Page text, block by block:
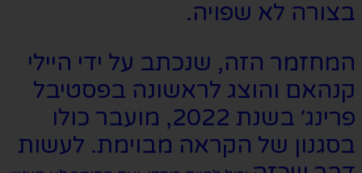
בצורה לא שפויה.
המחזמר הזה, שנכתב על ידי היילי
קנהאם והוצג לראשונה בפסטיבל
פרינג׳ בשנת 2022, מועבר כולו
בסגנון של הקראה מבוימת. לעשות